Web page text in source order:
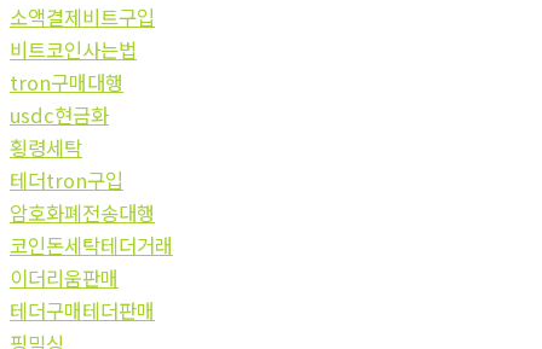
소액결제비트구입
비트코인사는법
tron구매대행
usdc현금화
횡령세탁
테더tron구입
암호화폐전송대행
코인돈세탁테더거래
이더리움판매
테더구매테더판매
핑믹싱